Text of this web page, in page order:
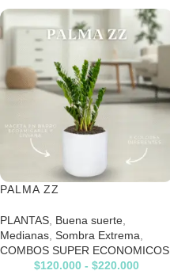
PALMA ZZ
PLANTAS Buena suerte
Medianas Sombra Extrema
COMBOS SUPER ECONOMICOS
$120.000 - $220.000